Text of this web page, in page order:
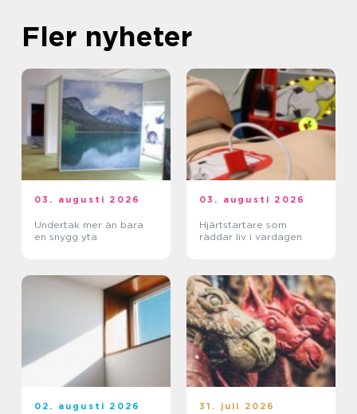
Fler nyheter
03. augusti 2026
Undertak mer än bara
en snygg yta
03. augusti 2026
Hjärtstartare som
räddar liv i vardagen
02. augusti 2026 31. juli 2026